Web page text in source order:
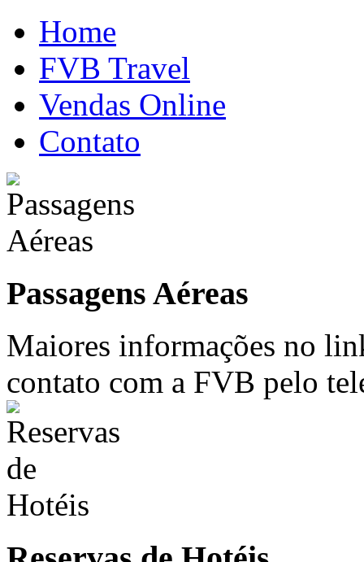
Home
FVB Travel
Vendas Online
Contato
Passagens Aéreas
Maiores informações no
contato com a FVB pelo